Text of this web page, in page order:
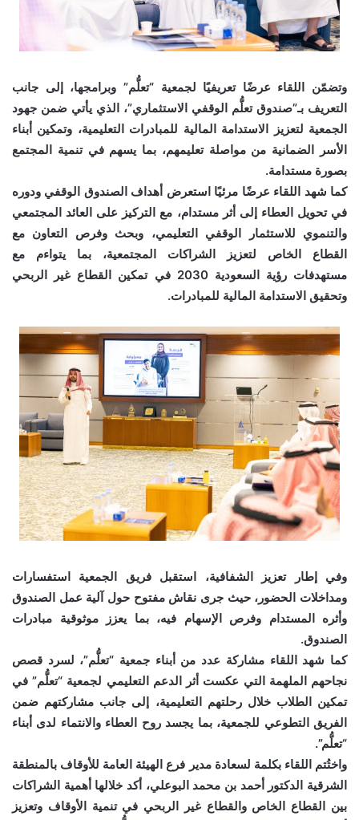
وتضمّن اللقاء عرضًا تعريفيًا لجمعية “تعلُّم” وبرامجها، إلى جانب
التعريف بـ”صندوق تعلُّم الوقفي الاستثماري”، الذي يأتي ضمن جهود
الجمعية لتعزيز الاستدامة المالية للمبادرات التعليمية، وتمكين أبناء
الأسر الضمانية من مواصلة تعليمهم، بما يسهم في تنمية المجتمع
بصورة مستدامة.
كما شهد اللقاء عرضًا مرئيًا استعرض أهداف الصندوق الوقفي ودوره
في تحويل العطاء إلى أثر مستدام، مع التركيز على العائد المجتمعي
والتنموي للاستثمار الوقفي التعليمي، وبحث وفرص التعاون مع
القطاع الخاص لتعزيز الشراكات المجتمعية، بما يتواءم مع
مستهدفات رؤية السعودية 2030 في تمكين القطاع غير الربحي
وتحقيق الاستدامة المالية للمبادرات.
وفي إطار تعزيز الشفافية، استقبل فريق الجمعية استفسارات
ومداخلات الحضور، حيث جرى نقاش مفتوح حول آلية عمل الصندوق
وأثره المستدام وفرص الإسهام فيه، بما يعزز موثوقية مبادرات
الصندوق.
كما شهد اللقاء مشاركة عدد من أبناء جمعية “تعلُّم”، لسرد قصص
نجاحهم الملهمة التي عكست أثر الدعم التعليمي لجمعية “تعلُّم” في
تمكين الطلاب خلال رحلتهم التعليمية، إلى جانب مشاركتهم ضمن
الفريق التطوعي للجمعية، بما يجسد روح العطاء والانتماء لدى أبناء
“تعلُّم”.
واختُتم اللقاء بكلمة لسعادة مدير فرع الهيئة العامة للأوقاف بالمنطقة
الشرقية الدكتور أحمد بن محمد البوعلي، أكد خلالها أهمية الشراكات
بين القطاع الخاص والقطاع غير الربحي في تنمية الأوقاف وتعزيز